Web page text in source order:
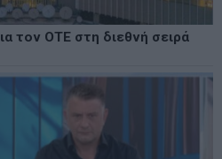
τον ΟΤΕ στη διεθνή σειρά